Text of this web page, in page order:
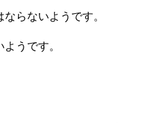
らないようです。
うです。